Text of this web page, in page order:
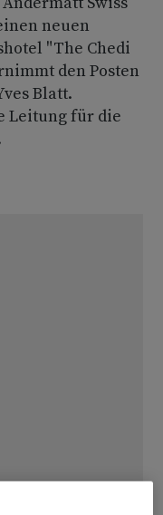
neuen
"The Chedi
den Posten
Blatt.
Leitung für die